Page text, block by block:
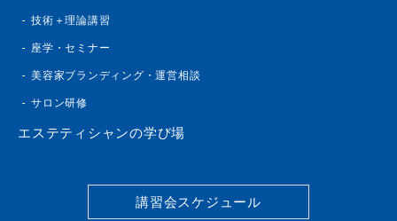
講習会スケジュール
技術＋理論講習
座学・セミナー
美容家ブランディング・運営相談
サロン研修
エステティシャンの学び場